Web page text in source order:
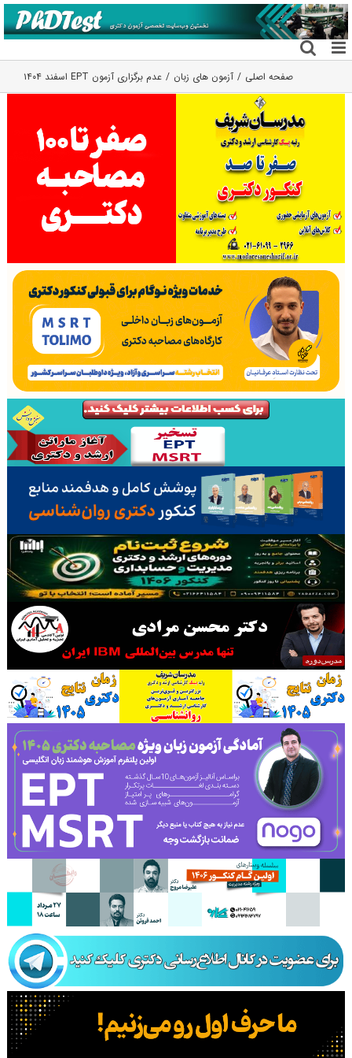
رفتن
به
محتوا
صفحه اصلی آزمون های زبان عدم برگزاری آزمون EPT اسفند ۱۴۰۴